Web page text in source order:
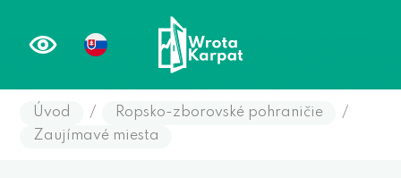
Úvod / Ropsko-zborovské pohraničie
/
Zaujímavé miesta